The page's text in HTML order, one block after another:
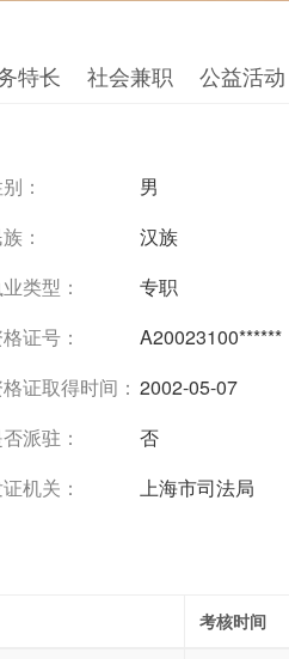
特长 社会兼职 公益活动
：
男
：
汉族
类型：
专职
证号：
A20023100******
证取得时间： 2002-05-07
派驻：
否
机关： 上海市司法局
考核时间